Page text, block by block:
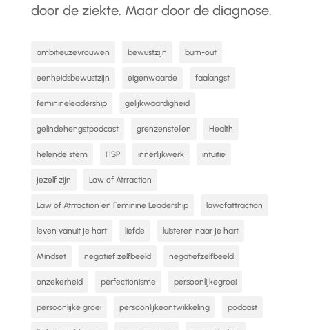
door de ziekte. Maar door de diagnose.
ambitieuzevrouwen bewustzijn burn-out
eenheidsbewustzijn eigenwaarde faalangst
feminineleadership gelijkwaardigheid
gelindehengstpodcast grenzenstellen Health
helende stem HSP innerlijkwerk intuitie
jezelf zijn Law of Atrraction
Law of Atrraction en Feminine Leadership lawofattraction
leven vanuit je hart liefde luisteren naar je hart
Mindset negatief zelfbeeld negatiefzelfbeeld
onzekerheid perfectionisme persoonlijkegroei
persoonlijke groei persoonlijkeontwikkeling podcast